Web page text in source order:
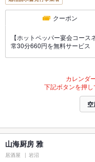
クーポン
【ホットペッパー宴会コー
常30分660円を無料サービス
カレンダ
下記ボタンを押し
山海厨房 雅
居酒屋 岩沼